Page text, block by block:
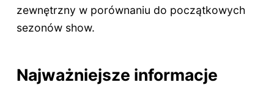
zewnętrzny w porównaniu do początkowych
sezonów show.
Najważniejsze informacje